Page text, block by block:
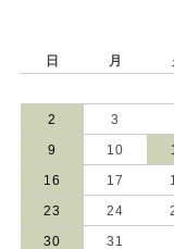
日 月
2 3
9 10
16 17
23 24
30 31